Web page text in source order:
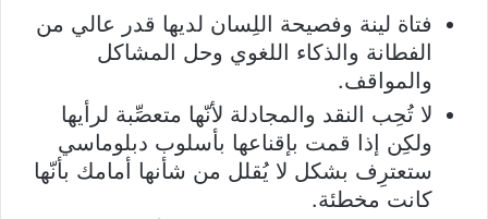
فتاة لينة وفصيحة اللِسان لديها قدر عالي من
الفطانة والذكاء اللغوي وحل المشاكل
والمواقف.
لا تُحِب النقد والمجادلة لأنّها متعصِّبة لرأيها
ولكِن إذا قمت بإقناعها بأسلوب دبلوماسي
ستعترِف بشكل لا يُقلل من شأنها أمامك بأنّها
كانت مخطئة.